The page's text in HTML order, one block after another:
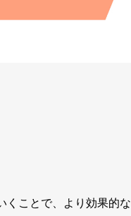
くことで、より効果的な